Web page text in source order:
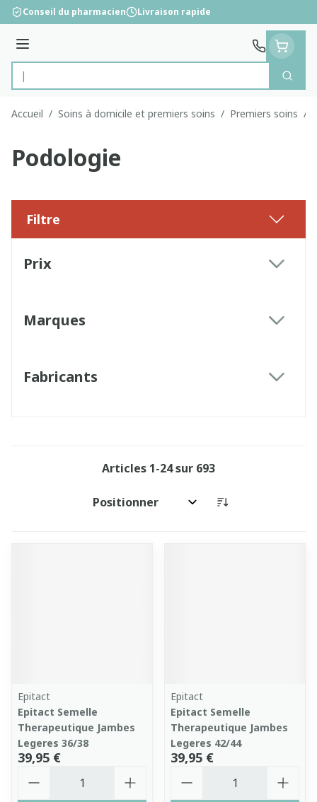
Aller au contenu
Conseil du pharmacien Livraison rapide
Menu
Rechercher
Accueil / Soins à domicile et premiers soins / Premiers soins /
Podologie
Filtre
Prix
Marques
Fabricants
Articles 1-24sur 693
Trier par:
Epitact
Epitact Semelle
Therapeutique Jambes
Legeres 36/38
39,95 €
Epitact
Epitact Semelle
Therapeutique Jambes
Legeres 42/44
39,95 €